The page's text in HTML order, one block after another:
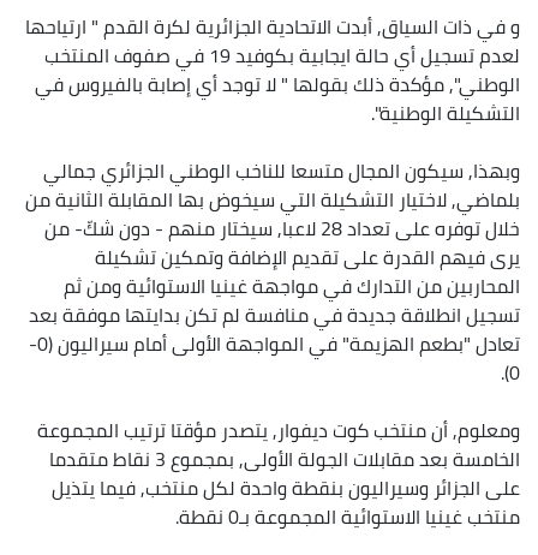
و في ذات السياق, أبدت الاتحادية الجزائرية لكرة القدم " ارتياحها
لعدم تسجيل أي حالة ايجابية بكوفيد 19 في صفوف المنتخب
الوطني", مؤكدة ذلك بقولها " لا توجد أي إصابة بالفيروس في
التشكيلة الوطنية".
وبهذا, سيكون المجال متسعا للناخب الوطني الجزائري جمالي
بلماضي, لاختيار التشكيلة التي سيخوض بها المقابلة الثانية من
خلال توفره على تعداد 28 لاعبا, سيختار منهم - دون شكّ- من
يرى فيهم القدرة على تقديم الإضافة وتمكين تشكيلة
المحاربين من التدارك في مواجهة غينيا الاستوائية ومن ثم
تسجيل انطلاقة جديدة في منافسة لم تكن بدايتها موفقة بعد
تعادل "بطعم الهزيمة" في المواجهة الأولى أمام سيراليون (0-
ومعلوم, أن منتخب كوت ديفوار, يتصدر مؤقتا ترتيب المجموعة
الخامسة بعد مقابلات الجولة الأولى, بمجموع 3 نقاط متقدما
على الجزائر وسيراليون بنقطة واحدة لكل منتخب, فيما يتذيل
منتخب غينيا الاستوائية المجموعة بـ0 نقطة.